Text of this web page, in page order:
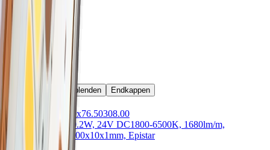
Montageart
Einbau
Passendes Zubehör
Lichtblenden Endkappen
TLP LED-Strip flex76.50308.00
TLP LED-Strip 19.2W, 24V DC1800-6500K, 1680lm/m,
RA>90
LxBxH 5000x10x1mm, Epistar